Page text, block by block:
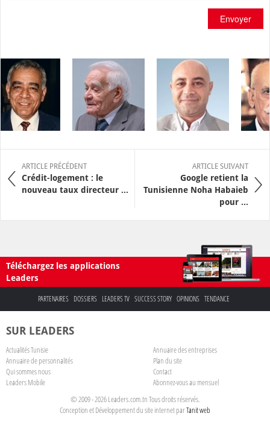
Envoyer
ARTICLE PRÉCÉDENT
Crédit-logement : le
nouveau taux directeur ...
ARTICLE SUIVANT
Google retient la
Tunisienne Noha Habaieb
pour ...
Téléchargez les applications
Leaders
PARTENAIRES DOSSIERS LEADERS TV SUCCESS STORY OPINIONS TENDANCE
SUR LEADERS
Actualités Tunisie
Annuaire des entreprises
Annuaire de personnalités
Plan du site
Qui sommes nous
Contact
Leaders Mobile
Abonnez-vous au mensuel
© 2009 - 2026 Leaders.com.tn Tous droits réservés.
Conception et Développement du site internet parTanit web